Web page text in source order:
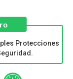
Protecciones